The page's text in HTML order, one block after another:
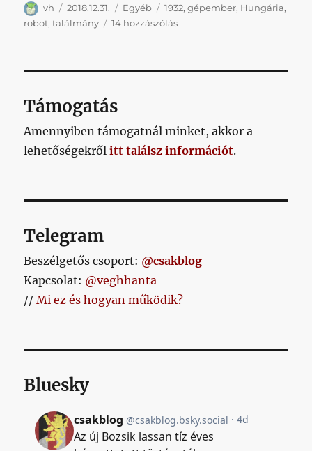
Szerző
vh Közzétéve
2018.12.31. Kategória
Egyéb Címke
1932,gépember, Hungária,
robot,találmány 14 hozzászólásA
évet
bejegyzéshez
Támogatás
Amennyiben támogatnál minket, akkor a
lehetőségekrőlitt találsz információt.
Telegram
Beszélgetős csoport: @csakblog
Kapcsolat: @veghhanta
//Mi ez és hogyan működik?
Bluesky